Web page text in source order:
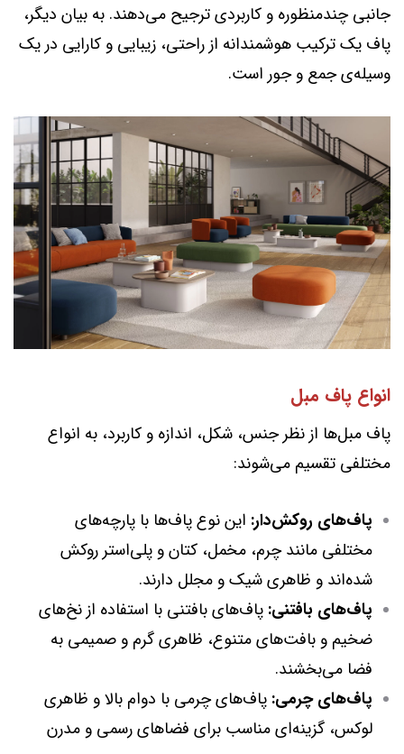
جانبی چندمنظوره و کاربردی ترجیح می‌دهند. به بیان دیگر،
پاف یک ترکیب هوشمندانه از راحتی، زیبایی و کارایی در یک
وسیله‌ی جمع و جور است.
انواع پاف مبل
پاف مبل‌ها از نظر جنس، شکل، اندازه و کاربرد، به انواع
مختلفی تقسیم می‌شوند:
پاف‌های روکش‌دار: این نوع پاف‌ها با پارچه‌های
مختلفی مانند چرم، مخمل، کتان و پلی‌استر روکش
شده‌اند و ظاهری شیک و مجلل دارند.
پاف‌های بافتنی: پاف‌های بافتنی با استفاده از نخ‌های
ضخیم و بافت‌های متنوع، ظاهری گرم و صمیمی به
فضا می‌بخشند.
پاف‌های چرمی: پاف‌های چرمی با دوام بالا و ظاهری
لوکس، گزینه‌ای مناسب برای فضاهای رسمی و مدرن